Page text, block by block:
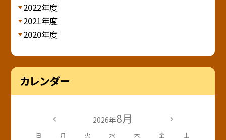
2022年度
2021年度
2020年度
カレンダー
2026年8月
日 月 火 水 木 金 土